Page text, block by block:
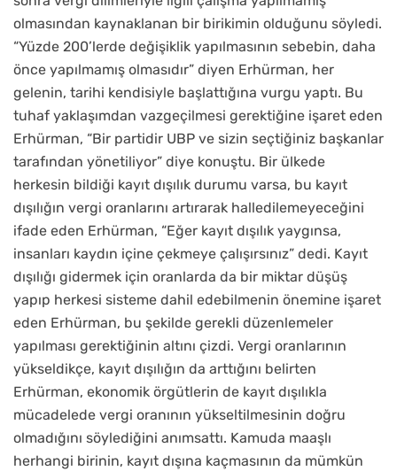
olmasından kaynaklanan bir birikimin olduğunu söyledi.
“Yüzde 200’lerde değişiklik yapılmasının sebebin, daha
önce yapılmamış olmasıdır” diyen Erhürman, her
gelenin, tarihi kendisiyle başlattığına vurgu yaptı. Bu
tuhaf yaklaşımdan vazgeçilmesi gerektiğine işaret eden
Erhürman, “Bir partidir UBP ve sizin seçtiğiniz başkanlar
tarafından yönetiliyor” diye konuştu. Bir ülkede
herkesin bildiği kayıt dışılık durumu varsa, bu kayıt
dışılığın vergi oranlarını artırarak halledilemeyeceğini
ifade eden Erhürman, “Eğer kayıt dışılık yaygınsa,
insanları kaydın içine çekmeye çalışırsınız” dedi. Kayıt
dışılığı gidermek için oranlarda da bir miktar düşüş
yapıp herkesi sisteme dahil edebilmenin önemine işaret
eden Erhürman, bu şekilde gerekli düzenlemeler
yapılması gerektiğinin altını çizdi. Vergi oranlarının
yükseldikçe, kayıt dışılığın da arttığını belirten
Erhürman, ekonomik örgütlerin de kayıt dışılıkla
mücadelede vergi oranının yükseltilmesinin doğru
olmadığını söylediğini anımsattı. Kamuda maaşlı
herhangi birinin, kayıt dışına kaçmasının da mümkün